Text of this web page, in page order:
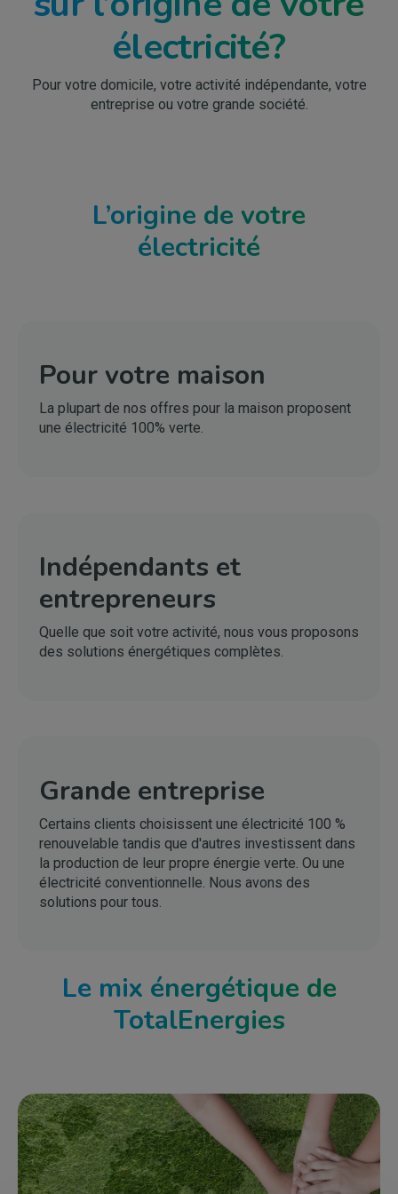
électricité?
Pour votre domicile, votre activité indépendante, votre
entreprise ou votre grande société.
L’origine de votre
électricité
Pour votre maison
La plupart de nos offres pour la maison proposent
une électricité 100% verte.
Indépendants et
entrepreneurs
Quelle que soit votre activité, nous vous proposons
des solutions énergétiques complètes.
Grande entreprise
Certains clients choisissent une électricité 100 %
renouvelable tandis que d'autres investissent dans
la production de leur propre énergie verte. Ou une
électricité conventionnelle. Nous avons des
solutions pour tous.
Le mix énergétique de
TotalEnergies
Image